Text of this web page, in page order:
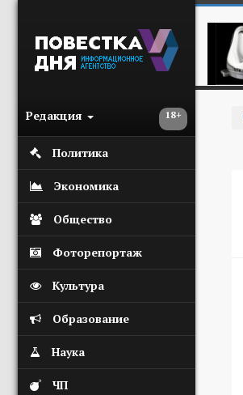
18+
Редакция
Политика
Экономика
Общество
Фоторепортаж
Культура
Образование
Наука
ЧП